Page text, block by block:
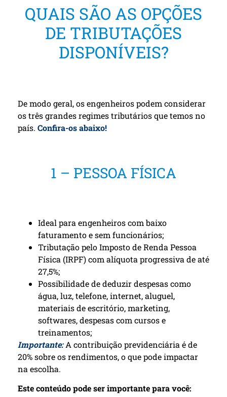
QUAIS SÃO AS OPÇÕES
DE TRIBUTAÇÕES
DISPONÍVEIS?
De modo geral, os engenheiros podem considerar
os três grandes regimes tributários que temos no
país. Confira-os abaixo!
1 – PESSOA FÍSICA
Ideal para engenheiros com baixo
faturamento e sem funcionários;
Tributação pelo Imposto de Renda Pessoa
Física (IRPF) com alíquota progressiva de até
27,5%;
Possibilidade de deduzir despesas como
água, luz, telefone, internet, aluguel,
materiais de escritório, marketing,
softwares, despesas com cursos e
treinamentos;
Importante:A contribuição previdenciária é de
20% sobre os rendimentos, o que pode impactar
na escolha.
Este conteúdo pode ser importante para você: